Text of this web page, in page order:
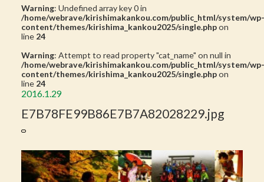
Warning: Undefined array key 0 in
/home/webrave/kirishimakankou.com/public_html/system/wp-
content/themes/kirishima_kankou2025/single.phpon
line 24
Warning: Attempt to read property "cat_name" on null in
/home/webrave/kirishimakankou.com/public_html/system/wp-
content/themes/kirishima_kankou2025/single.phpon
line 24
2016.1.29
E7B78FE99B86E7B7A82028229.jpg